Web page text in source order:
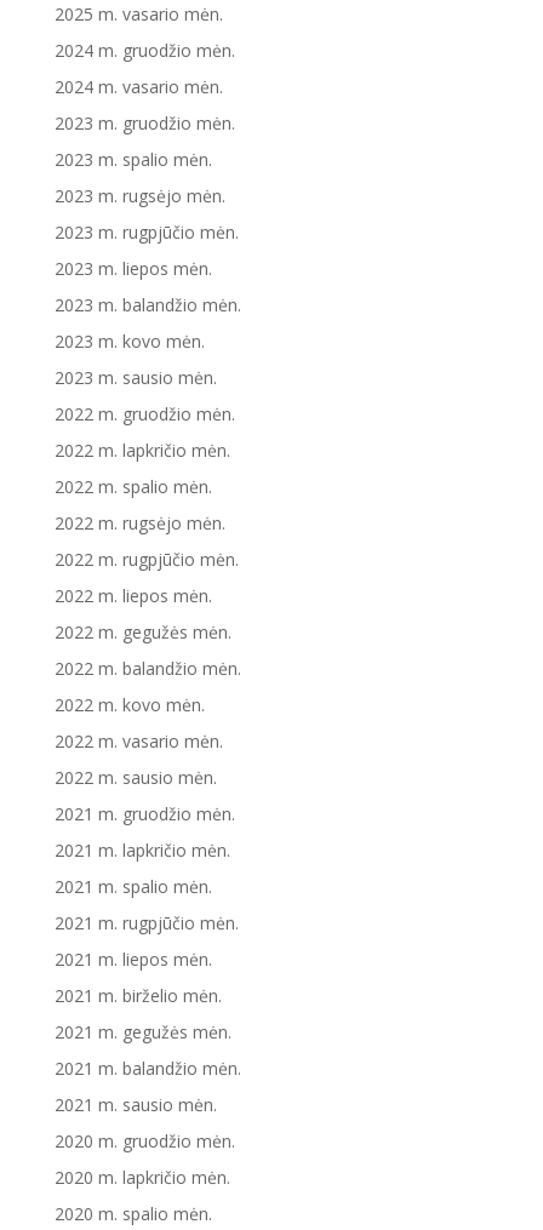
2025 m. vasario mėn.
2024 m. gruodžio mėn.
2024 m. vasario mėn.
2023 m. gruodžio mėn.
2023 m. spalio mėn.
2023 m. rugsėjo mėn.
2023 m. rugpjūčio mėn.
2023 m. liepos mėn.
2023 m. balandžio mėn.
2023 m. kovo mėn.
2023 m. sausio mėn.
2022 m. gruodžio mėn.
2022 m. lapkričio mėn.
2022 m. spalio mėn.
2022 m. rugsėjo mėn.
2022 m. rugpjūčio mėn.
2022 m. liepos mėn.
2022 m. gegužės mėn.
2022 m. balandžio mėn.
2022 m. kovo mėn.
2022 m. vasario mėn.
2022 m. sausio mėn.
2021 m. gruodžio mėn.
2021 m. lapkričio mėn.
2021 m. spalio mėn.
2021 m. rugpjūčio mėn.
2021 m. liepos mėn.
2021 m. birželio mėn.
2021 m. gegužės mėn.
2021 m. balandžio mėn.
2021 m. sausio mėn.
2020 m. gruodžio mėn.
2020 m. lapkričio mėn.
2020 m. spalio mėn.